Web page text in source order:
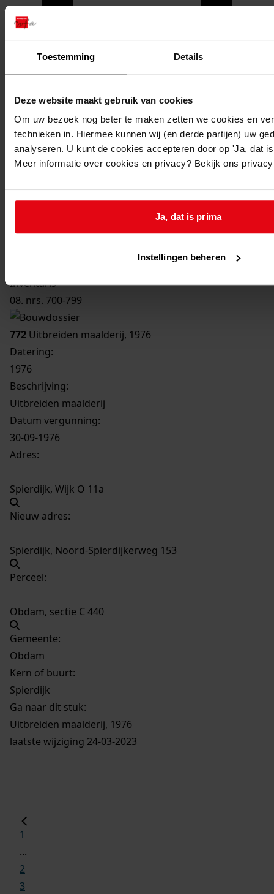
Toestemming Details
Deze website maakt gebruik van cookies
Om uw bezoek nog beter te maken zetten we cookies en
technieken in. Hiermee kunnen wij (en derde partijen) uw
analyseren. U kunt de cookies accepteren door op 'Ja, dat
Meer informatie over cookies en privacy? Bekijk ons
Ja, dat is prima
Instellingen beheren
Printen
Inventaris
08. nrs. 700-799
772 Uitbreiden maalderij, 1976
Datering:
1976
Beschrijving:
Uitbreiden maalderij
Datum vergunning:
30-09-1976
Adres:
Spierdijk, Wijk O 11a
Nieuw adres:
Spierdijk, Noord-Spierdijkerweg 153
Perceel:
Obdam, sectie C 440
Gemeente:
Obdam
Kern of buurt:
Spierdijk
Ga naar dit stuk:
Uitbreiden maalderij, 1976
laatste wijziging 24-03-2023
1
...
2
3